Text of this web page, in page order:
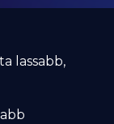
lassabb,